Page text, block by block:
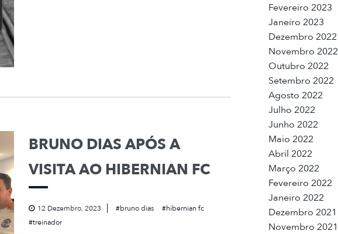
BRUNO DIAS APÓS A
VISITA AO HIBERNIAN FC
12 Dezembro, 2023 bruno dias
hibernian fc
treinador
Fevereiro 2023
Janeiro 2023
Dezembro 2022
Novembro 2022
Outubro 2022
Setembro 2022
Agosto 2022
Julho 2022
Junho 2022
Maio 2022
Abril 2022
Março 2022
Fevereiro 2022
Janeiro 2022
Dezembro 2021
Novembro 2021